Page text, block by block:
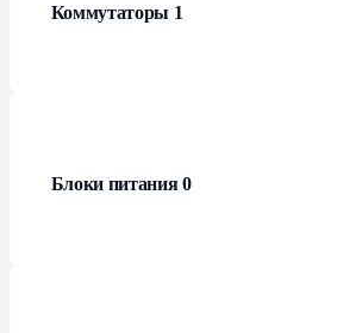
Коммутаторы 1
Блоки питания0